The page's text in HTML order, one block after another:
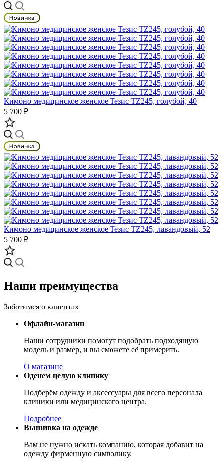
Кимоно медицинское женское Тезис TZ245, голубой, 40
5 700 ₽
Кимоно медицинское женское Тезис TZ245, лавандовый, 52
5 700 ₽
Наши преимущества
Заботимся о клиентах
Офлайн-магазин
Наши сотрудники помогут подобрать подходящую
модель и размер, и вы сможете её примерить.
О магазине
Оденем целую клинику
Подберём одежду и аксессуары для всего персонала
клиники или медицинского центра.
Подробнее
Вышивка на одежде
Вам не нужно искать компанию, которая добавит на
одежду фирменную символику.